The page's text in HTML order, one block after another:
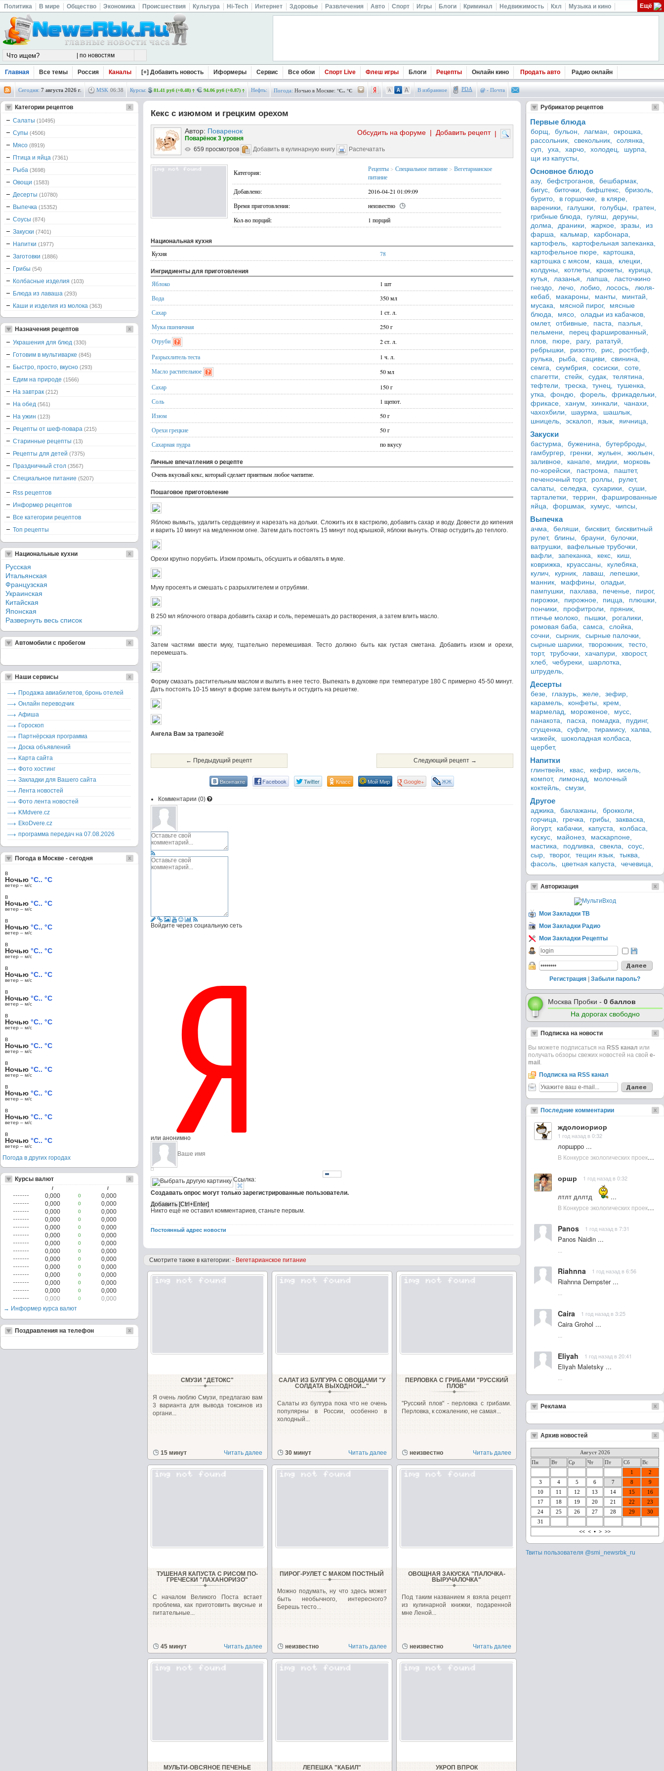
Политика В мире Общество Экономика Происшествия Культура Hi-Tech Интернет Здоровье Развлечения Авто Спорт Игры Блоги Криминал Недвижимость Кхл Музыка и кино Ещё
Главная Все темы Россия Каналы [+] Добавить новость Иформеры Сервис Все обои Спорт Live Флеш игры Блоги Рецепты Онлайн кино Продать авто Радио онлайн
Сегодня: 7 августа 2026 г. MSK 06:38 Курсы: 81.41 руб (+0.48) 94.06 руб (+0.87) Нефть: Погода: Ночью в Москве: °C.. °C В избранное PDA @ - Почта
Кекс с изюмом и грецким орехом
Автор: Поваренок |
Добавить рецепт
|
Обсудить на форуме
Поварёнок 3 уровня
659 просмотров
Добавить в кулинарную книгу Распечатать
Категория: Рецепты > Специальное питание > Вегетарианское
питание
Добавлено:
2016-04-21 01:09:09
Время приготовления:
неизвестно
Кол-во порций:
1 порций
Национальная кухня
Кухня 78
Ингридиенты для приготовления
Яблоко
1 шт
Вода
350 мл
Сахар
1 ст. л.
Мука пшеничная
250 г
Отруби
2 ст. л.
Разрыхлитель теста
1 ч. л.
Масло растительное
50 мл
Сахар
150 г
Соль
1 щепот.
Изюм
50 г
Орехи грецкие
50 г
Сахарная пудра
по вкусу
Личные впечатления о рецепте
Очень вкусный кекс, который сделает приятным любое чаепитие.
Пошаговое приготовление
Яблоко вымыть, удалить сердцевину и нарезать на дольки. Сложить их в кастрюлю, добавить сахар и воду. Довести до кипения
и варить 10 минут на медленном огне. Затем дать постоять 15 минут под крышкой, яблоки вынуть. Отвар остудить до теплого.
Орехи крупно порубить. Изюм промыть, обсушить и обвалять в муке.
Муку просеять и смешать с разрыхлителем и отрубями.
В 250 мл яблочного отвара добавить сахар и соль, перемешать до растворения, а затем влить масло.
Затем частями ввести муку, тщательно перемешивая. Тесто должно быть как густая сметана. Добавить изюм и орехи,
перемешать.
Форму смазать растительным маслом и вылить в нее тесто. Выпекать в духовке при температуре 180 С примерно 45-50 минут.
Дать постоять 10-15 минут в форме затем вынуть и остудить на решетке.
Ангела Вам за трапезой!
← Предыдущий рецепт Следующий рецепт →
Вконтакте Facebook Twitter Класс Мой Мир Google+ ЖЖ
Комментарии (0)
Войдите через социальную сеть
или анонимно
Ссылка:
Создавать опрос могут только зарегистрированные пользователи.
Никто ещё не оставил комментариев, станьте первым.
Постоянный адрес новости
Смотрите также в категории: - Вегетарианское питание
СМУЗИ "ДЕТОКС"
Я очень люблю Смузи, предлагаю вам
3 варианта для вывода токсинов из
органи...
15 минут Читать далее
САЛАТ ИЗ БУЛГУРА С ОВОЩАМИ "У
СОЛДАТА ВЫХОДНОЙ..."
Салаты из булгура пока что не очень
популярны в России, особенно в
холодный...
30 минут Читать далее
ПЕРЛОВКА С ГРИБАМИ "РУССКИЙ
ПЛОВ"
"Русский плов" - перловка с грибами.
Перловка, к сожалению, не самая...
неизвестно Читать далее
ТУШЕНАЯ КАПУСТА С РИСОМ ПО-
ГРЕЧЕСКИ "ЛАХАНОРИЗО"
С началом Великого Поста встает
проблема, как приготовить вкусные и
питательные...
45 минут Читать далее
ПИРОГ-РУЛЕТ С МАКОМ ПОСТНЫЙ
Можно подумать, ну что здесь может
быть необычного, интересного?
Берешь тесто...
неизвестно Читать далее
ОВОЩНАЯ ЗАКУСКА "ПАЛОЧКА-
ВЫРУЧАЛОЧКА"
Под таким названием я взяла рецепт
из кулинарной книжки, подаренной
мне Леной...
неизвестно Читать далее
МУЛЬТИ-ОВСЯНОЕ ПЕЧЕНЬЕ ЛЕПЕШКА "КАБИЛ" УКРОП ВПРОК
Категории рецептов
Салаты (10495)
Супы (4506)
Мясо (8919)
Птица и яйца (7361)
Рыба (3698)
Овощи (1583)
Десерты (10780)
Выпечка (15352)
Соусы (874)
Закуски (7401)
Напитки (1977)
Заготовки (1886)
Грибы (54)
Колбасные изделия (103)
Блюда из лаваша (293)
Каши и изделия из молока (363)
Назначения рецептов
Украшения для блюд (330)
Готовим в мультиварке (845)
Быстро, просто, вкусно (293)
Едим на природе (1566)
На завтрак (212)
На обед (561)
На ужин (123)
Рецепты от шеф-повара (215)
Старинные рецепты (13)
Рецепты для детей (7375)
Праздничный стол (3567)
Специальное питание (5207)
Rss рецептов
Информер рецептов
Все категории рецептов
Топ рецепты
Национальные кухни
Русская
Итальянская
Французская
Украинская
Китайская
Японская
Развернуть весь список
Автомобили с пробегом
Наши сервисы
Продажа авиабилетов, бронь отелей
Онлайн переводчик
Афиша
Гороскоп
Партнёрская программа
Доска объявлений
Карта сайта
Фото хостинг
Закладки для Вашего сайта
Лента новостей
Фото лента новостей
KMdvere.cz
EkoDvere.cz
программа передач на 07.08.2026
Погода в Москве - сегодня
в
Ночью °C.. °C
ветер – м/c
в
Ночью °C.. °C
ветер – м/c
в
Ночью °C.. °C
ветер – м/c
в
Ночью °C.. °C
ветер – м/c
в
Ночью °C.. °C
ветер – м/c
в
Ночью °C.. °C
ветер – м/c
в
Ночью °C.. °C
ветер – м/c
в
Ночью °C.. °C
ветер – м/c
в
Ночью °C.. °C
ветер – м/c
в
Ночью °C.. °C
ветер – м/c
в
Ночью °C.. °C
ветер – м/c
в
Ночью °C.. °C
ветер – м/c
Погода в других городах
Курсы валют
/ /
0,000 0
0,000
0,000
0
0,000
0,000
0
0,000
0,000
0
0,000
0,000
0
0,000
0,000
0
0,000
0,000
0
0,000
0,000
0
0,000
0,000
0
0,000
0,000
0
0,000
0,000
0
0,000
0,000
0
0,000
0,000
0
0,000
0,000
0
0,000
→ Информер курса валют
Поздравления на телефон
Рубрикатор рецептов
Первые блюда
борщ, бульон, лагман,
окрошка,
рассольник,
свекольник,
солянка,
суп,
уха, харчо, холодец,
шурпа,
щи из капусты,
Основное блюдо
азу, бефстроганов,
бешбармак,
бигус,
биточки, бифштекс,
бризоль,
бурито,
в горшочке,
в кляре,
вареники,
галушки, голубцы,
гратен,
грибные блюда,
гуляш,
деруны,
долма,
драники, жаркое, зразы,
из
фарша,
кальмар,
карбонара,
картофель,
картофельная запеканка,
картофельное пюре,
картошка,
картошка с мясом,
каша,
клецки,
колдуны,
котлеты, крокеты,
курица,
кутья,
лазанья, лапша,
ласточкино
гнездо,
лечо, лобио, лосось,
люля-
кебаб,
макароны, манты,
минтай,
мусака,
мясной пирог,
мясные
блюда,
мясо,
оладьи из кабачков,
омлет,
отбивные, паста,
паэлья,
пельмени,
перец фаршированный,
плов,
пюре, рагу,
рататуй,
ребрышки,
ризотто, рис,
ростбиф,
рулька,
рыба, сациви,
свинина,
семга,
скумбрия, сосиски,
соте,
спагетти,
стейк, судак,
телятина,
тефтели,
треска, тунец,
тушенка,
утка,
фондю, форель,
фрикадельки,
фрикасе,
ханум, хинкали,
чанахи,
чахохбили,
шаурма,
шашлык,
шницель,
эскалоп, язык, яичница,
Закуски
бастурма, буженина,
бутерброды,
гамбургер,
гренки, жульен,
жюльен,
заливное,
канапе, мидии,
морковь
по-корейски,
пастрома,
паштет,
печеночный торт,
роллы,
рулет,
салаты,
селедка, сухарики,
суши,
тарталетки,
террин,
фаршированные
яйца,
форшмак, хумус, чипсы,
Выпечка
ачма, беляши, бисквит,
бисквитный
рулет,
блины, брауни,
булочки,
ватрушки,
вафельные трубочки,
вафли,
запеканка, кекс,
киш,
коврижка,
круассаны,
кулебяка,
кулич,
курник, лаваш,
лепешки,
манник,
маффины,
оладьи,
пампушки,
пахлава, печенье,
пирог,
пирожки,
пирожное, пицца,
плюшки,
пончики,
профитроли,
пряник,
птичье молоко,
пышки,
рогалики,
ромовая баба,
самса,
слойка,
сочни,
сырник,
сырные палочки,
сырные шарики,
творожник,
тесто,
торт,
трубочки, хачапури,
хворост,
хлеб,
чебуреки,
шарлотка,
штрудель,
Десерты
безе, глазурь, желе,
зефир,
карамель,
конфеты,
крем,
мармелад,
мороженое,
мусс,
панакота,
пасха, помадка,
пудинг,
сгущенка,
суфле, тирамису,
халва,
чизкейк,
шоколадная колбаса,
щербет,
Напитки
глинтвейн, квас, кефир,
кисель,
компот,
лимонад,
молочный
коктейль,
смузи,
Другое
аджика, баклажаны,
брокколи,
горчица,
гречка, грибы,
закваска,
йогурт,
кабачки, капуста,
колбаса,
кускус,
майонез,
маскарпоне,
мастика,
подливка, свекла,
соус,
сыр,
творог, тещин язык,
тыква,
фасоль,
цветная капуста, чечевица,
Авторизация
Мои Закладки ТВ
Мои Закладки Радио
Мои Закладки Рецепты
Регистрация Забыли пароль?
Москва Пробки - 0 баллов
На дорогах свободно
Подписка на новости
Вы можете подписаться на RSS канал или
получать обзоры свежих новостей на свой e-
mail .
Подписка на RSS канал
Последние комментарии
ждолоиориор
1 год назад в 0:32
лоршрро ...
В Конкурсе экологических проектов в Подмосковье активно участвовала молодежь :: NewsRbk.ru...
оршр 1 год назад в 0:32
лтлт дллтд
...
В Конкурсе экологических проектов в Подмосковье активно участвовала молодежь :: NewsRbk.ru...
Panos 1 год назад в 7:31
Panos Naidin ...
Riahnna 1 год назад в 6:56
Riahnna Dempster ...
Caira 1 год назад в 3:25
Caira Grohol ...
Eliyah 1 год назад в 20:41
Eliyah Maletsky ...
Реклама
Архив новостей
Август 2026
Пн
Вт Ср Чт Пт Сб
Вс
1
2
3
4 5 6 7 8
9
10
11 12 13 14 15
16
17
18 19 20 21 22
23
24
25 26 27 28 29
30
31
<< < • > >>
Твиты пользователя @smi_newsrbk_ru